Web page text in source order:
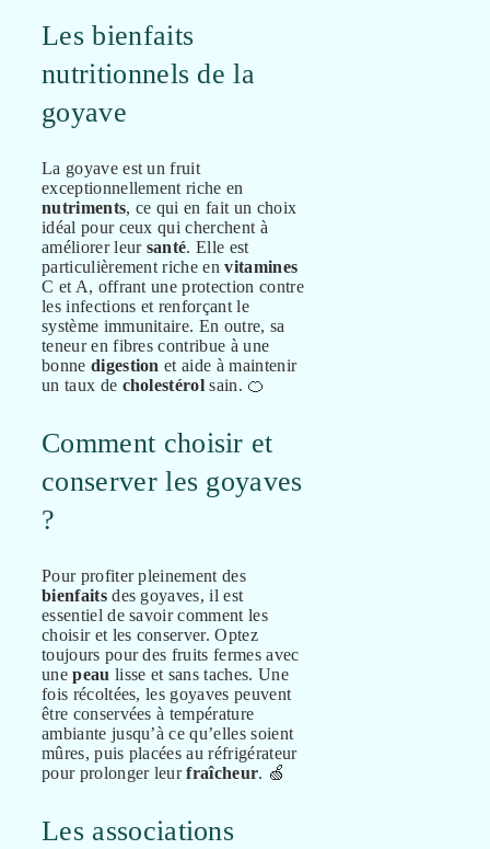
Les bienfaits
nutritionnels de la
goyave
La goyave est un fruit
exceptionnellement riche en
nutriments, ce qui en fait un choix
idéal pour ceux qui cherchent à
améliorer leur santé. Elle est
particulièrement riche envitamines
C et A, offrant une protection contre
les infections et renforçant le
système immunitaire. En outre, sa
teneur en fibres contribue à une
bonne digestion et aide à maintenir
un taux de cholestérol sain. 🍊
Comment choisir et
conserver les goyaves
?
Pour profiter pleinement des
bienfaitsdes goyaves, il est
essentiel de savoir comment les
choisir et les conserver. Optez
toujours pour des fruits fermes avec
unepeau lisse et sans taches. Une
fois récoltées, les goyaves peuvent
être conservées à température
ambiante jusqu’à ce qu’elles soient
mûres, puis placées au réfrigérateur
pour prolonger leurfraîcheur. 🍏
Les associations